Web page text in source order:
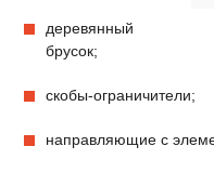
деревянный
брусок;
скобы-ограничители;
направляющие с